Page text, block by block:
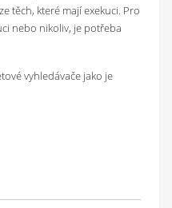
těch, které mají exekuci. Pro
nebo nikoliv, je potřeba
vyhledávače jako je